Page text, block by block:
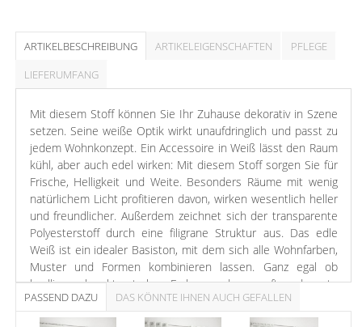
ARTIKELBESCHREIBUNG ARTIKELEIGENSCHAFTEN
PFLEGE
LIEFERUMFANG
Mit diesem Stoff können Sie Ihr Zuhause dekorativ in Szene
setzen. Seine weiße Optik wirkt unaufdringlich und passt zu
jedem Wohnkonzept. Ein Accessoire in Weiß lässt den Raum
kühl, aber auch edel wirken: Mit diesem Stoff sorgen Sie für
Frische, Helligkeit und Weite. Besonders Räume mit wenig
natürlichem Licht profitieren davon, wirken wesentlich heller
und freundlicher. Außerdem zeichnet sich der transparente
Polyesterstoff durch eine filigrane Struktur aus. Das edle
Weiß ist ein idealer Basiston, mit dem sich alle Wohnfarben,
Muster und Formen kombinieren lassen. Ganz egal ob
knallige charakterstarke Farben oder sanfte dezente
Nuancen. Interieur aus schlichtem Holz ist der perfekte
Partner für diesen Stoff.
PASSEND DAZU DAS KÖNNTE IHNEN AUCH GEFALLEN